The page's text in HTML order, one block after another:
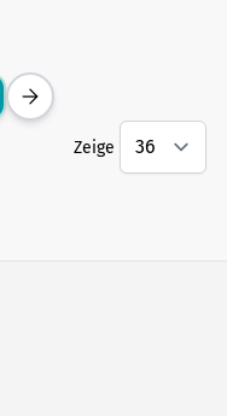
Zeige